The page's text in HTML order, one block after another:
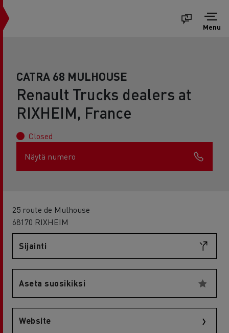
Menu
CATRA 68 MULHOUSE
Renault Trucks dealers at
RIXHEIM, France
Closed
Näytä numero
25 route de Mulhouse
68170 RIXHEIM
Sijainti
Aseta suosikiksi
Website